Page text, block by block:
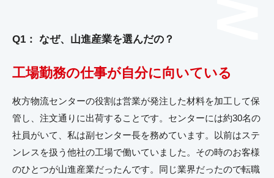
Q1： なぜ、山進産業を選んだの？
工場勤務の仕事が自分に向いている
枚方物流センターの役割は営業が発注した材料を加工して保
管し、注文通りに出荷することです。センターには約30名の
社員がいて、私は副センター長を務めています。以前はステ
ンレスを扱う他社の工場で働いていました。その時のお客様
のひとつが山進産業だったんです。同じ業界だったので転職